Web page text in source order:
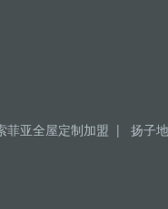
菲亚全屋定制加盟 | 扬子